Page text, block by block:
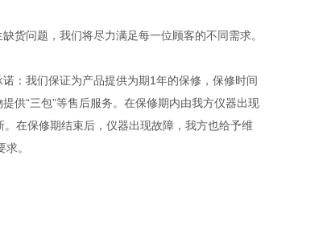
货问题，我们将尽力满足每一位顾客的不同需求。
：我们保证为产品提供为期1年的保修，保修时间
供“三包”等售后服务。在保修期内由我方仪器出现
在保修期结束后，仪器出现故障，我方也给予维
。